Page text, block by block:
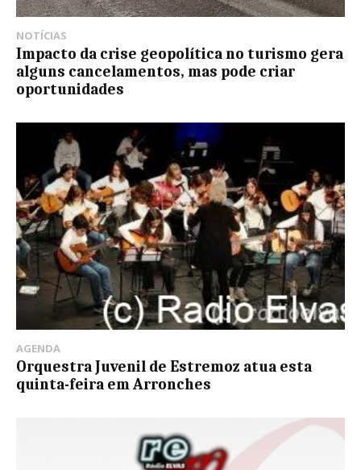
NOTÍCIAS
Impacto da crise geopolítica no turismo gera
alguns cancelamentos, mas pode criar
oportunidades
AGENDA
Orquestra Juvenil de Estremoz atua esta
quinta-feira em Arronches